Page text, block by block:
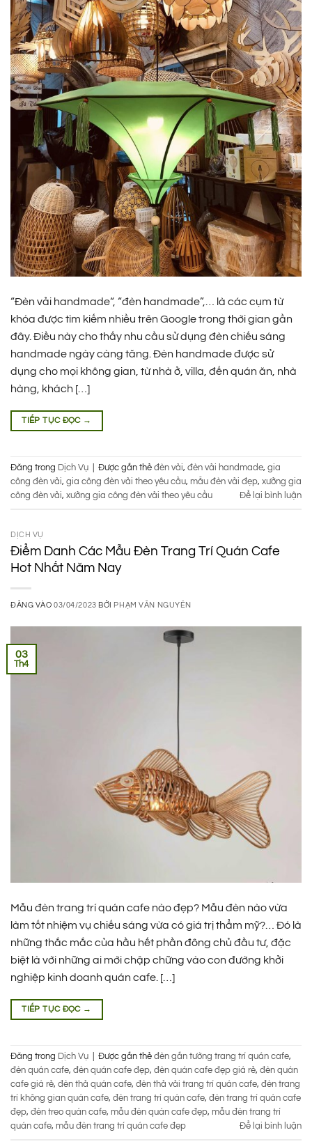
“Đèn vải handmade“, “đèn handmade”,… là các cụm từ
khóa được tìm kiếm nhiều trên Google trong thời gian gần
đây. Điều này cho thấy nhu cầu sử dụng đèn chiếu sáng
handmade ngày càng tăng. Đèn handmade được sử
dụng cho mọi không gian, từ nhà ở, villa, đến quán ăn, nhà
hàng, khách […]
TIẾP TỤC ĐỌC →
Đăng trong Dịch Vụ Được gắn thẻ đèn vải, đèn vải handmade, gia
công đèn vải, gia công đèn vải theo yêu cầu, mẫu đèn vải đẹp, xưởng gia
công đèn vải, xưởng gia công đèn vải theo yêu cầu Để lại bình luận
DỊCH VỤ
Điểm Danh Các Mẫu Đèn Trang Trí Quán Cafe
Hot Nhất Năm Nay
ĐĂNG VÀO03/04/2023 BỞI PHẠM VĂN NGUYÊN
03
Th4
Mẫu đèn trang trí quán cafe nào đẹp? Mẫu đèn nào vừa
làm tốt nhiệm vụ chiếu sáng vừa có giá trị thẩm mỹ?… Đó là
những thắc mắc của hầu hết phần đông chủ đầu tư, đặc
biệt là với những ai mới chập chững vào con đường khởi
nghiệp kinh doanh quán cafe. […]
TIẾP TỤC ĐỌC →
Đăng trong Dịch Vụ Được gắn thẻ đèn gắn tường trang trí quán cafe,
đèn quán cafe, đèn quán cafe đẹp, đèn quán cafe đẹp giá rẻ, đèn quán
cafe giá rẻ, đèn thả quán cafe, đèn thả vải trang trí quán cafe, đèn trang
trí không gian quán cafe, đèn trang trí quán cafe, đèn trang trí quán cafe
đẹp, đèn treo quán cafe, mẫu đèn quán cafe đẹp, mẫu đèn trang trí
quán cafe, mẫu đèn trang trí quán cafe đẹp Để lại bình luận